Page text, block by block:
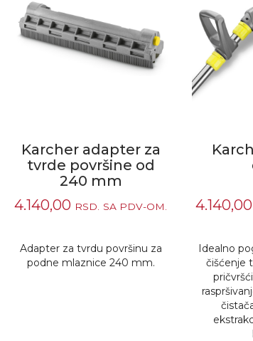
Karcher adapter za
tvrde površine od
240 mm
4.140,00 RSD. SA PDV-OM.
Adapter za tvrdu površinu za
podne mlaznice 240 mm.
4.140,00
Idealno
čišćenje